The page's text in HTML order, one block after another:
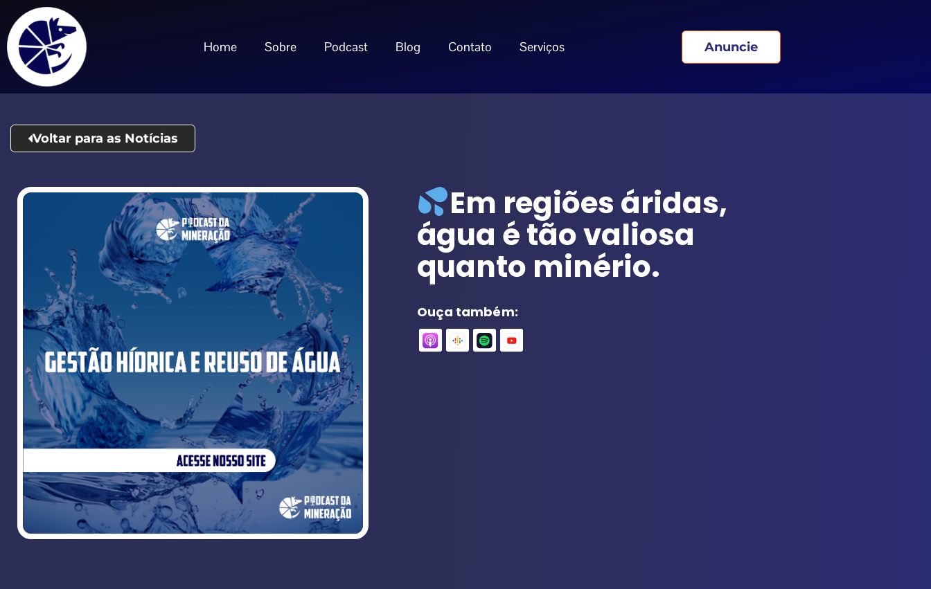
Home Sobre Podcast Blog Contato Serviços Anuncie
Voltar para as Notícias
Em regiões áridas,
água é tão valiosa
quanto minério.
Ouça também: